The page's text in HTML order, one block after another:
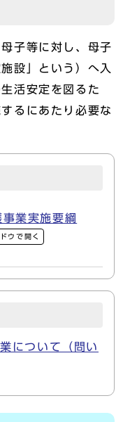
子等に対し、母子
設」という）へ入
活安定を図るた
るにあたり必要な
業実施要綱
ウで開く
について（問い